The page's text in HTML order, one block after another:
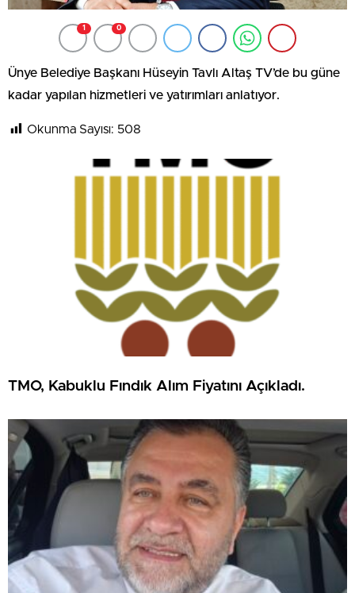
1 0
Ünye Belediye Başkanı Hüseyin Tavlı Altaş TV’de bu güne
kadar yapılan hizmetleri ve yatırımları anlatıyor.
Okunma Sayısı: 508
TMO, Kabuklu Fındık Alım Fiyatını Açıkladı.